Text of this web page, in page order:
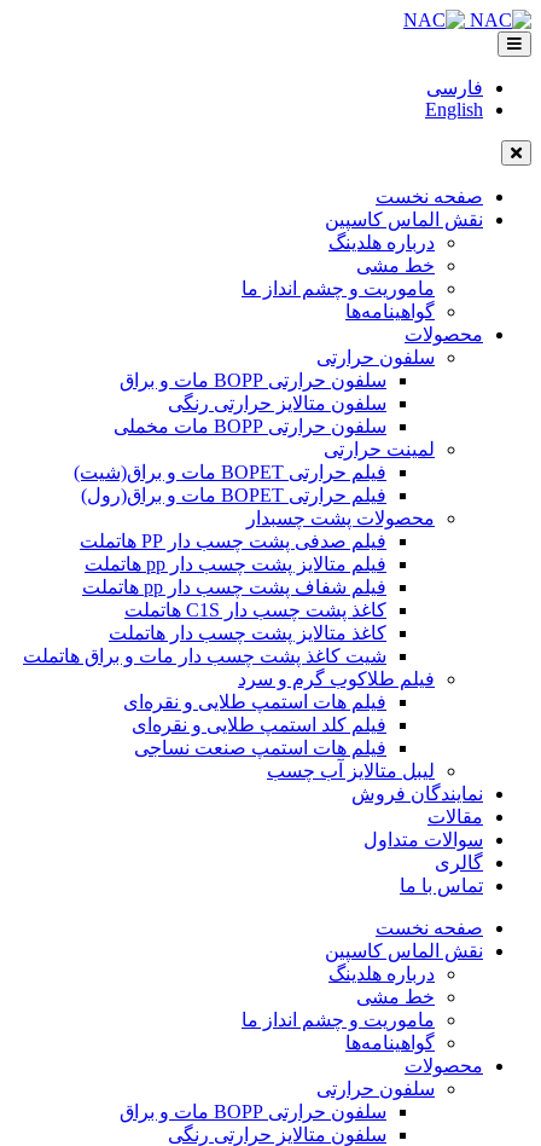
فارسی
English
صفحه نخست
نقش الماس کاسپین
درباره هلدینگ
خط مشی
ماموریت و چشم انداز ما
گواهینامه‌ها
محصولات
سلفون حرارتی
سلفون حرارتی BOPP مات و براق
سلفون متالایز حرارتی رنگی
سلفون حرارتی BOPP مات مخملی
لمینت حرارتی
فیلم حرارتی BOPET مات و براق(شیت)
فیلم حرارتی BOPET مات و براق(رول)
محصولات پشت چسبدار
فیلم صدفی پشت چسب دار PP هاتملت
فیلم متالایز پشت چسب دار pp هاتملت
فیلم شفاف پشت چسب دار pp هاتملت
کاغذ پشت چسب دار C1S هاتملت
کاغذ متالایز پشت چسب دار هاتملت
شیت کاغذ پشت چسب دار مات و براق هاتملت
فیلم طلاکوب گرم و سرد
فیلم هات استمپ طلایی و نقره‌ای
فیلم کلد استمپ طلایی و نقره‌ای
فیلم هات استمپ صنعت نساجی
لیبل متالایز آب چسب
نمایندگان فروش
مقالات
سوالات متداول
گالری
تماس با ما
صفحه نخست
نقش الماس کاسپین
درباره هلدینگ
خط مشی
ماموریت و چشم انداز ما
گواهینامه‌ها
محصولات
سلفون حرارتی
سلفون حرارتی BOPP مات و براق
سلفون متالایز حرارتی رنگی